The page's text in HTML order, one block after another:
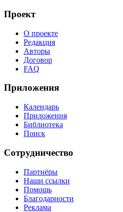
Проект
О проекте
Редакция
Авторы
Договор
FAQ
Приложения
Календарь
Приложения
Библиотека
Поиск
Сотрудничество
Партнёры
Наши ссылки
Помощь
Благодарности
Реклама